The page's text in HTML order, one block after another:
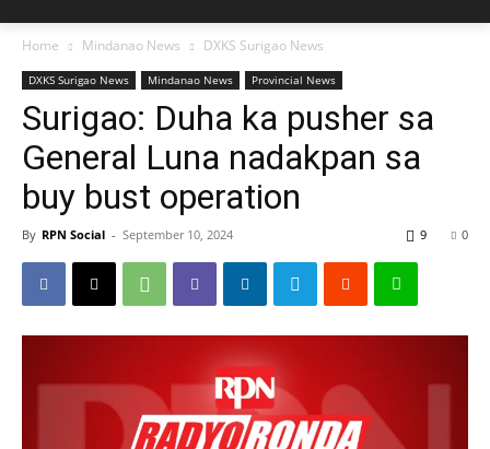
Home Mindanao News DXKS Surigao News
DXKS Surigao News Mindanao News Provincial News
Surigao: Duha ka pusher sa
General Luna nadakpan sa
buy bust operation
By RPN Social - September 10, 2024 0
9